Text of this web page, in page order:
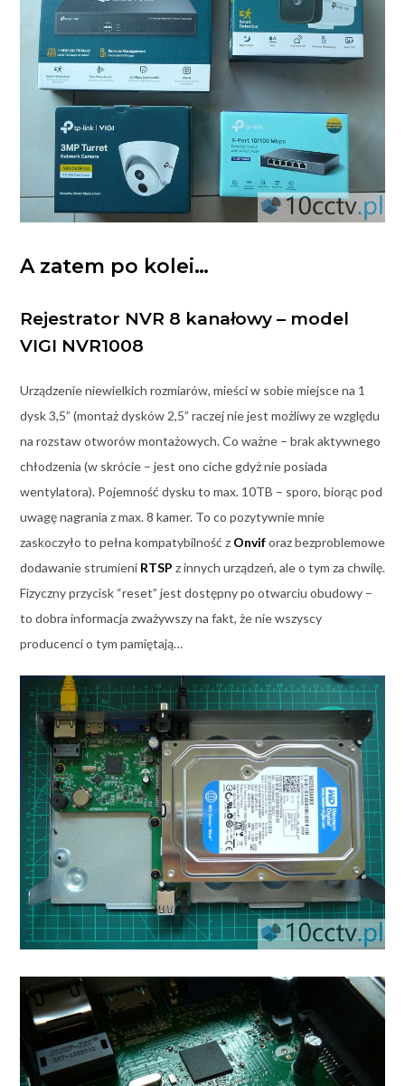
A zatem po kolei…
Rejestrator NVR 8 kanałowy – model
VIGI NVR1008
Urządzenie niewielkich rozmiarów, mieści w sobie miejsce na 1
dysk 3,5” (montaż dysków 2,5” raczej nie jest możliwy ze względu
na rozstaw otworów montażowych. Co ważne – brak aktywnego
chłodzenia (w skrócie – jest ono ciche gdyż nie posiada
wentylatora). Pojemność dysku to max. 10TB – sporo, biorąc pod
uwagę nagrania z max. 8 kamer. To co pozytywnie mnie
zaskoczyło to pełna kompatybilność z Onviforaz bezproblemowe
dodawanie strumieni RTSP z innych urządzeń, ale o tym za chwilę.
Fizyczny przycisk “reset” jest dostępny po otwarciu obudowy –
to dobra informacja zważywszy na fakt, że nie wszyscy
producenci o tym pamiętają…